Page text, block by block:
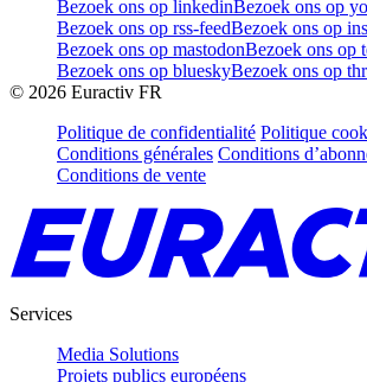
Bezoek ons op linkedinBezoek ons op
Bezoek ons op rss-feedBezoek ons op
Bezoek ons op mastodonBezoek ons op
Bezoek ons op blueskyBezoek ons op
© 2026 Euractiv FR
Politique de confidentialité Politique
Conditions générales Conditions
Conditions de vente
Services
Media Solutions
Projets publics européens